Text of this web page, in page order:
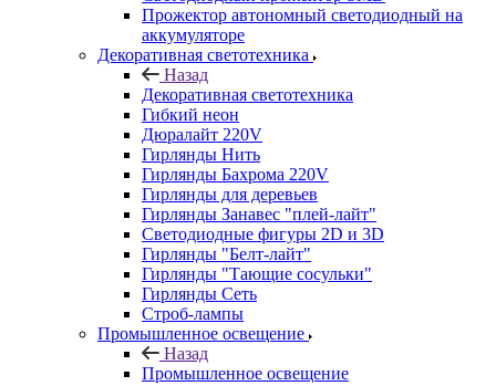
Прожектор автономный светодиодный на
аккумуляторе
Декоративная светотехника
Назад
Декоративная светотехника
Гибкий неон
Дюралайт 220V
Гирлянды Нить
Гирлянды Бахрома 220V
Гирлянды для деревьев
Гирлянды Занавес "плей-лайт"
Светодиодные фигуры 2D и 3D
Гирлянды "Белт-лайт"
Гирлянды "Тающие сосульки"
Гирлянды Сеть
Строб-лампы
Промышленное освещение
Назад
Промышленное освещение